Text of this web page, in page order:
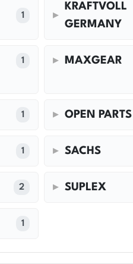
1
KRAFTVOLL
GERMANY
1 MAXGEAR
1 OPEN PARTS
1 SACHS
2 SUPLEX
1